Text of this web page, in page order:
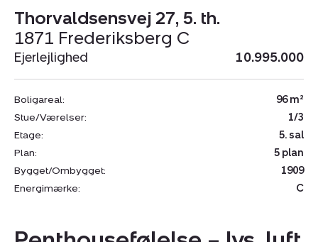
Thorvaldsensvej 27, 5. th.
1871 Frederiksberg C
Ejerlejlighed 10.995.000
Boligareal:
96 m²
Stue/Værelser:
1/3
Etage:
5. sal
Plan:
5 plan
Bygget/Ombygget:
1909
Energimærke:
C